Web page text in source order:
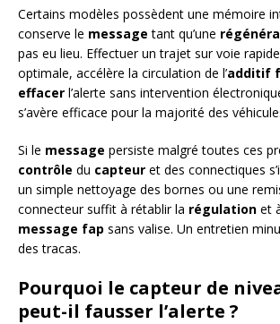
Certains modèles possèdent une mémoire
conserve le message tant qu’une
pas eu lieu. Effectuer un trajet sur voie
optimale, accélère la circulation de l’additif
effacer l’alerte sans intervention
s’avère efficace pour la majorité des
Si le message persiste malgré toutes ces
contrôle du capteur et des connectiques
un simple nettoyage des bornes ou une
connecteur suffit à rétablir la régulation et
message fap sans valise. Un entretien
des tracas.
Pourquoi le capteur de
peut-il fausser l’alerte ?